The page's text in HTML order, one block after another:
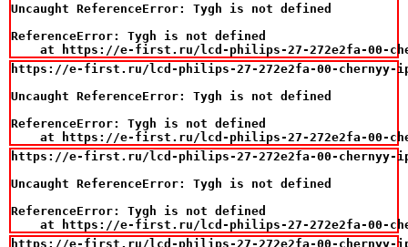
Uncaught ReferenceError: Tygh is not defined
ReferenceError: Tygh is not defined
at https://e-first.ru/lcd-philips-27-272e2fa-00-
https://e-first.ru/lcd-philips-27-272e2fa-00-chernyy-ips-
Uncaught ReferenceError: Tygh is not defined
ReferenceError: Tygh is not defined
at https://e-first.ru/lcd-philips-27-272e2fa-00-
https://e-first.ru/lcd-philips-27-272e2fa-00-chernyy-ips-
Uncaught ReferenceError: Tygh is not defined
ReferenceError: Tygh is not defined
at https://e-first.ru/lcd-philips-27-272e2fa-00-
https://e-first.ru/lcd-philips-27-272e2fa-00-chernyy-ips-